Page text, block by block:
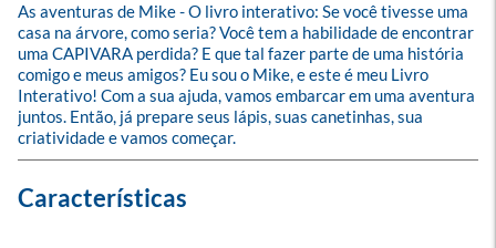
As aventuras de Mike - O livro interativo: Se você tivesse uma
casa na árvore, como seria? Você tem a habilidade de encontrar
uma CAPIVARA perdida? E que tal fazer parte de uma história
comigo e meus amigos? Eu sou o Mike, e este é meu Livro
Interativo! Com a sua ajuda, vamos embarcar em uma aventura
juntos. Então, já prepare seus lápis, suas canetinhas, sua
criatividade e vamos começar.